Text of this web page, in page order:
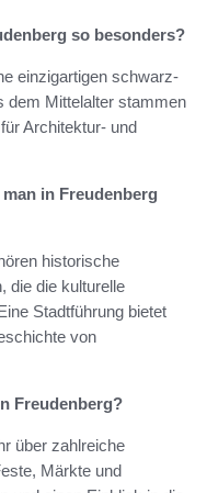
so besonders?
einzigartigen schwarz-
dem Mittelalter stammen
Architektur- und
in Freudenberg
historische
die die kulturelle
Stadtführung bietet
von
Freudenberg?
über zahlreiche
Märkte und